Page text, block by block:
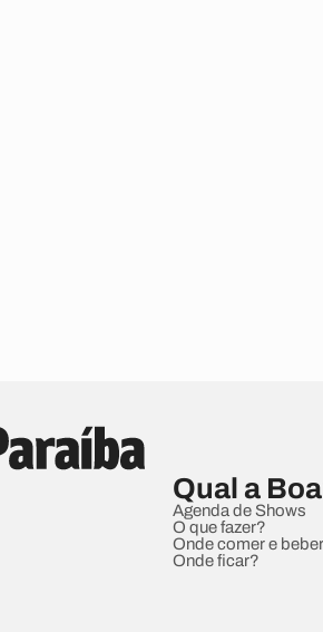
Qual a
Agenda de Shows
O que fazer?
Onde comer e
Onde ficar?